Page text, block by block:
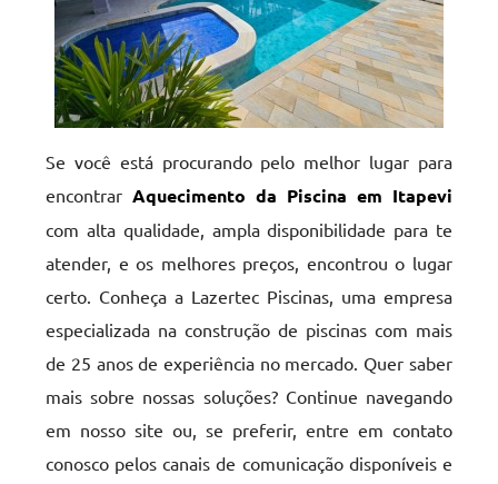
Se você está procurando pelo melhor lugar para
encontrarAquecimento da Piscina em Itapevi
com alta qualidade, ampla disponibilidade para te
atender, e os melhores preços, encontrou o lugar
certo. Conheça a Lazertec Piscinas, uma empresa
especializada na construção de piscinas com mais
de 25 anos de experiência no mercado. Quer saber
mais sobre nossas soluções? Continue navegando
em nosso site ou, se preferir, entre em contato
conosco pelos canais de comunicação disponíveis e